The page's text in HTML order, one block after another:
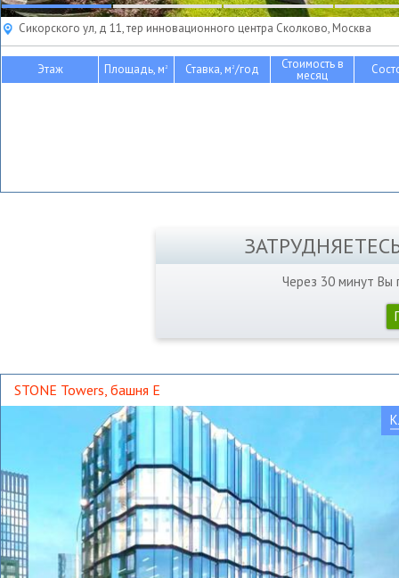
Сикорского ул, д 11, тер инновационного центра Сколково, Москва
Этаж Площадь, м2 Ставка, м2/год Стоимость в
месяц
Через 30 минут Вы
STONE Towers, башня Е